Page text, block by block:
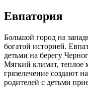
Евпатория
Большой город на
богатой историей.
детьми на берегу
Мягкий климат, теплое
грязелечение создают
родителей с детьми